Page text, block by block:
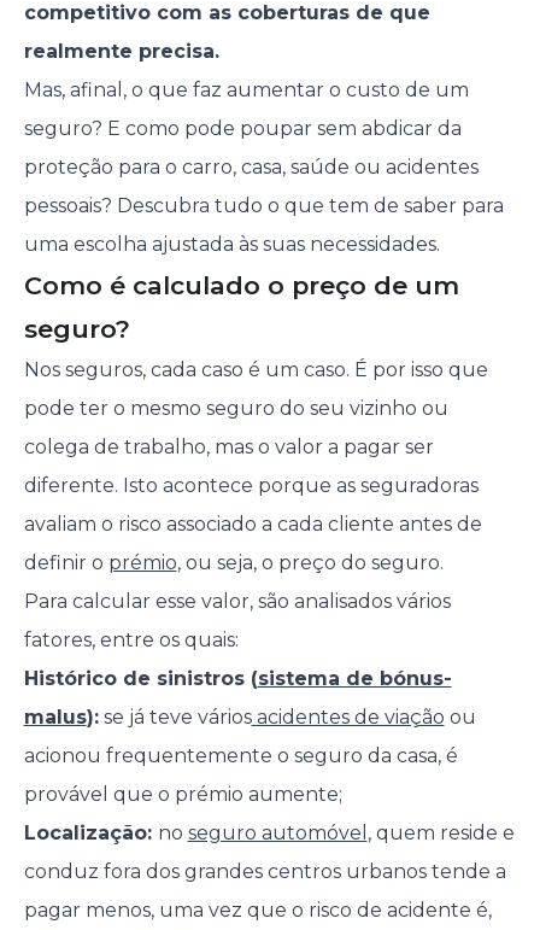
competitivo com as coberturas de que
realmente precisa.
Mas, afinal, o que faz aumentar o custo de um
seguro? E como pode poupar sem abdicar da
proteção para o carro, casa, saúde ou acidentes
pessoais? Descubra tudo o que tem de saber para
uma escolha ajustada às suas necessidades.
Como é calculado o preço de um
seguro?
Nos seguros, cada caso é um caso. É por isso que
pode ter o mesmo seguro do seu vizinho ou
colega de trabalho, mas o valor a pagar ser
diferente. Isto acontece porque as seguradoras
avaliam o risco associado a cada cliente antes de
definir o prémio, ou seja, o preço do seguro.
Para calcular esse valor, são analisados vários
fatores, entre os quais:
Histórico de sinistros (sistema de bónus-
malus):se já teve váriosacidentes de viação ou
acionou frequentemente o seguro da casa, é
provável que o prémio aumente;
Localização: no seguro automóvel , quem reside e
conduz fora dos grandes centros urbanos tende a
pagar menos, uma vez que o risco de acidente é,